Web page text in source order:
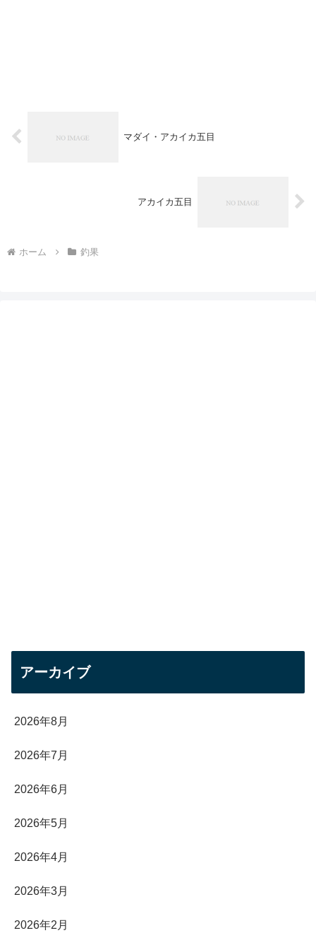
マダイ・アカイカ五目
アカイカ五目
ホーム 釣果
アーカイブ
2026年8月
2026年7月
2026年6月
2026年5月
2026年4月
2026年3月
2026年2月